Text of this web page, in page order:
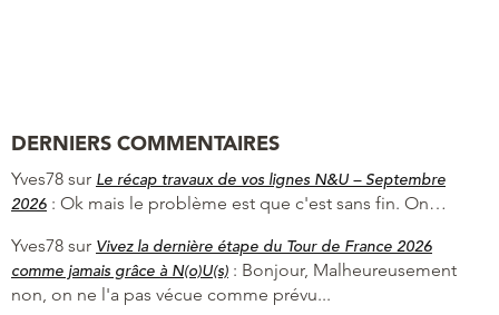
DERNIERS COMMENTAIRES
Yves78 sur Le récap travaux de vos lignes N&U – Septembre
2026 : Ok mais le problème est que c'est sans fin. On…
Yves78 sur Vivez la dernière étape du Tour de France 2026
comme jamais grâce à N(o)U(s) : Bonjour, Malheureusement
non, on ne l'a pas vécue comme prévu...